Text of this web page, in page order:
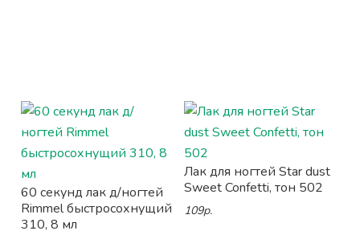
60 секунд лак д/ногтей
Rimmel быстросохнущий
310, 8 мл
Лак для ногтей Star dust
Sweet Confetti, тон 502
109р.